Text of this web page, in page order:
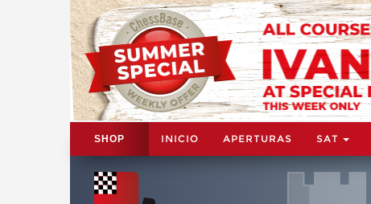
SHOP INICIO APERTURAS SAT